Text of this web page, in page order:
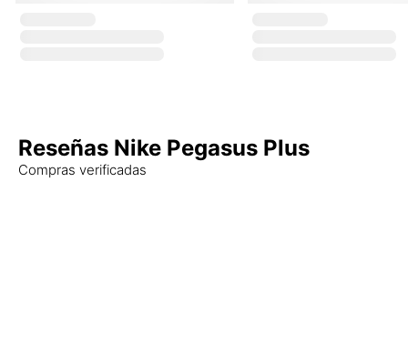
Reseñas Nike Pegasus Plus
Compras verificadas